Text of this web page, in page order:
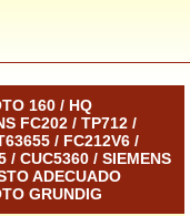
160 / HQ
FC202 / TP712 /
/ FC212V6 /
/ CUC5360 / SIEMENS
ADECUADO
GRUNDIG